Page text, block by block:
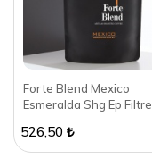
Forte Blend Mexico
Esmeralda Shg Ep Filtre
526,50